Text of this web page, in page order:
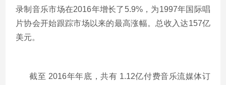
录制音乐市场在2016年增长了5.9%，为1997年国际唱
片协会开始跟踪市场以来的最高涨幅。总收入达157亿
美元。
截至 2016年年底，共有 1.12亿付费音乐流媒体订